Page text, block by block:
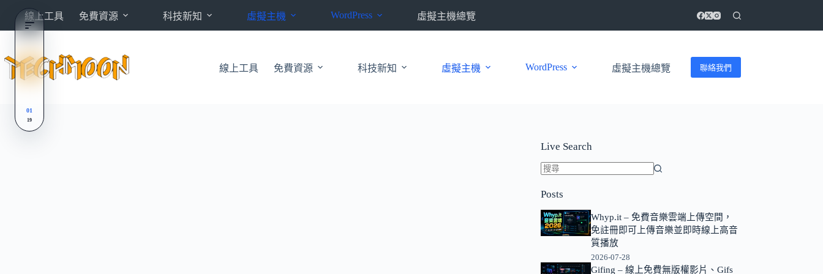
內
線上工具 免費資源 科技新知 虛擬主機 WordPress 虛擬主機總覽
線上工具 免費資源 科技新知 虛擬主機 WordPress 虛擬主機總覽 聯絡我們
Live Search
不
到
符
件
Posts
Whyp.it – 免費音樂雲端上傳空間，
免註冊即可上傳音樂並即時線上高音
質播放
2026-07-28
Gifing – 線上免費無版權影片、Gifs
01
19